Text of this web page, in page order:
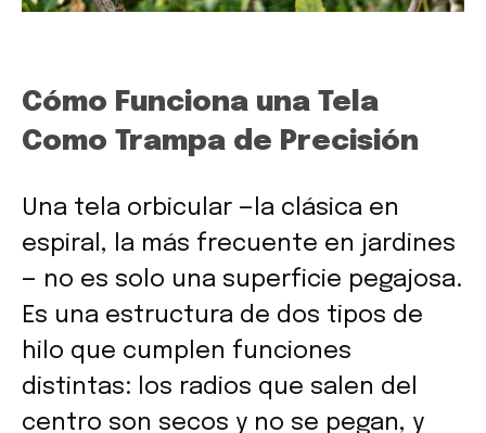
Cómo Funciona una Tela
Como Trampa de Precisión
Una tela orbicular —la clásica en
espiral, la más frecuente en jardines
— no es solo una superficie pegajosa.
Es una estructura de dos tipos de
hilo que cumplen funciones
distintas: los radios que salen del
centro son secos y no se pegan, y